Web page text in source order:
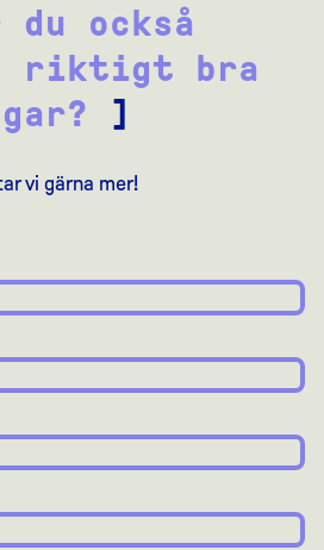
du också
riktigt bra
]
vi gärna mer!